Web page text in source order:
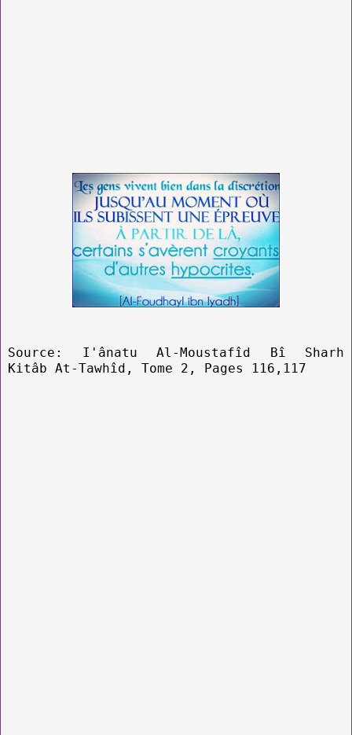
Source: I'ânatu Al-Moustafîd Bî Sharh
Kitâb At-Tawhîd, Tome 2, Pages 116,117